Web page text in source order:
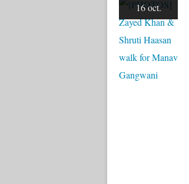
16 oct.